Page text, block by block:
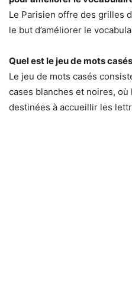
Le Parisien offre des grilles
le but d’améliorer le
Quel est le jeu de mots
Le jeu de mots casés
cases blanches et noires,
destinées à accueillir les